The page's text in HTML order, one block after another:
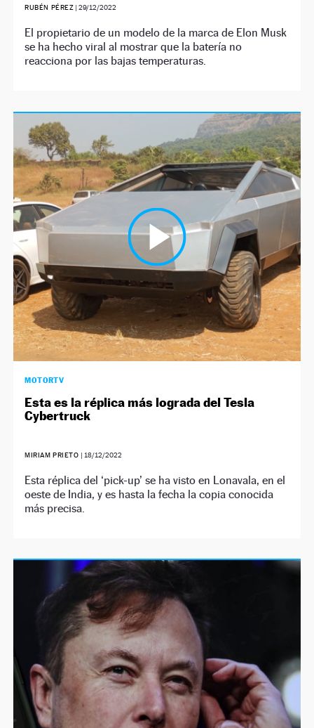
RUBÉN PÉREZ |29/12/2022
El propietario de un modelo de la marca de Elon Musk
se ha hecho viral al mostrar que la batería no
reacciona por las bajas temperaturas.
MOTORTV
Esta es la réplica más lograda del Tesla
Cybertruck
MIRIAM PRIETO | 18/12/2022
Esta réplica del ‘pick-up’ se ha visto en Lonavala, en el
oeste de India, y es hasta la fecha la copia conocida
más precisa.